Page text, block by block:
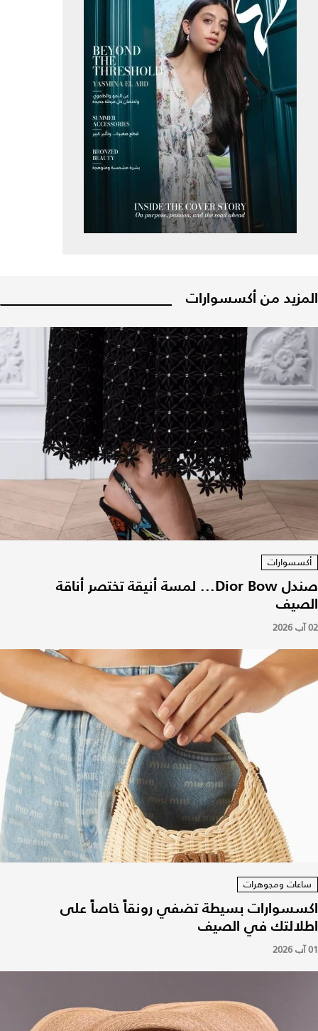
المزيد من أكسسوارات
أكسسوارات
صندل Dior Bow... لمسة أنيقة تختصر أناقة
الصيف
02 آب 2026
ساعات ومجوهرات
اكسسوارات بسيطة تضفي رونقاً خاصاً على
اطلالتك في الصيف
01 آب 2026